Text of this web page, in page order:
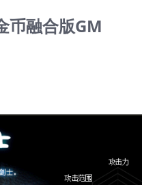
币融合版GM